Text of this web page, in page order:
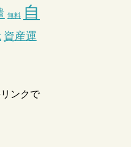
無料 自
資産運
ンクで